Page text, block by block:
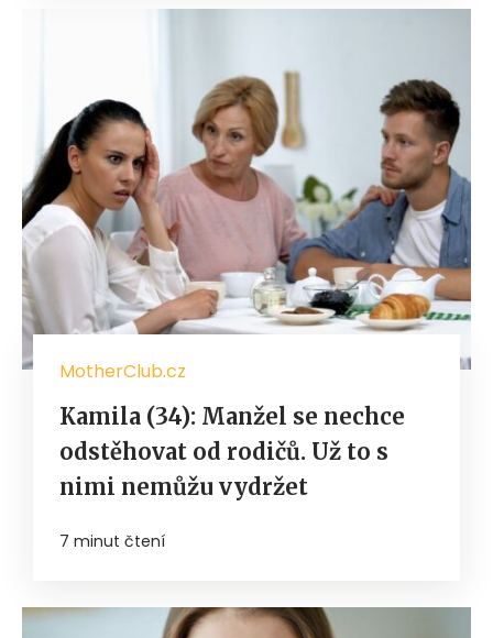
MotherClub.cz
Kamila (34): Manžel se nechce
odstěhovat od rodičů. Už to s
nimi nemůžu vydržet
7 minut čtení